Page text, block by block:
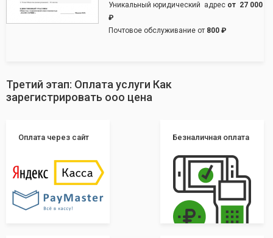
Уникальный юридический адрес от 27 000
₽
Почтовое обслуживание от 800 ₽
Третий этап: Оплата услуги Как
зарегистрировать ооо цена
Оплата через сайт Безналичная оплата